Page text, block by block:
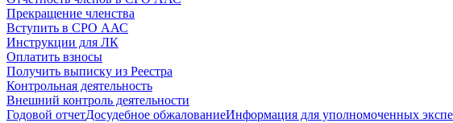
Прекращение членства
Вступить в СРО ААС
Инструкции для ЛК
Оплатить взносы
Получить выписку из Реестра
Контрольная деятельность
Внешний контроль деятельности
Годовой отчетДосудебное обжалованиеИнформация для уполномоченных